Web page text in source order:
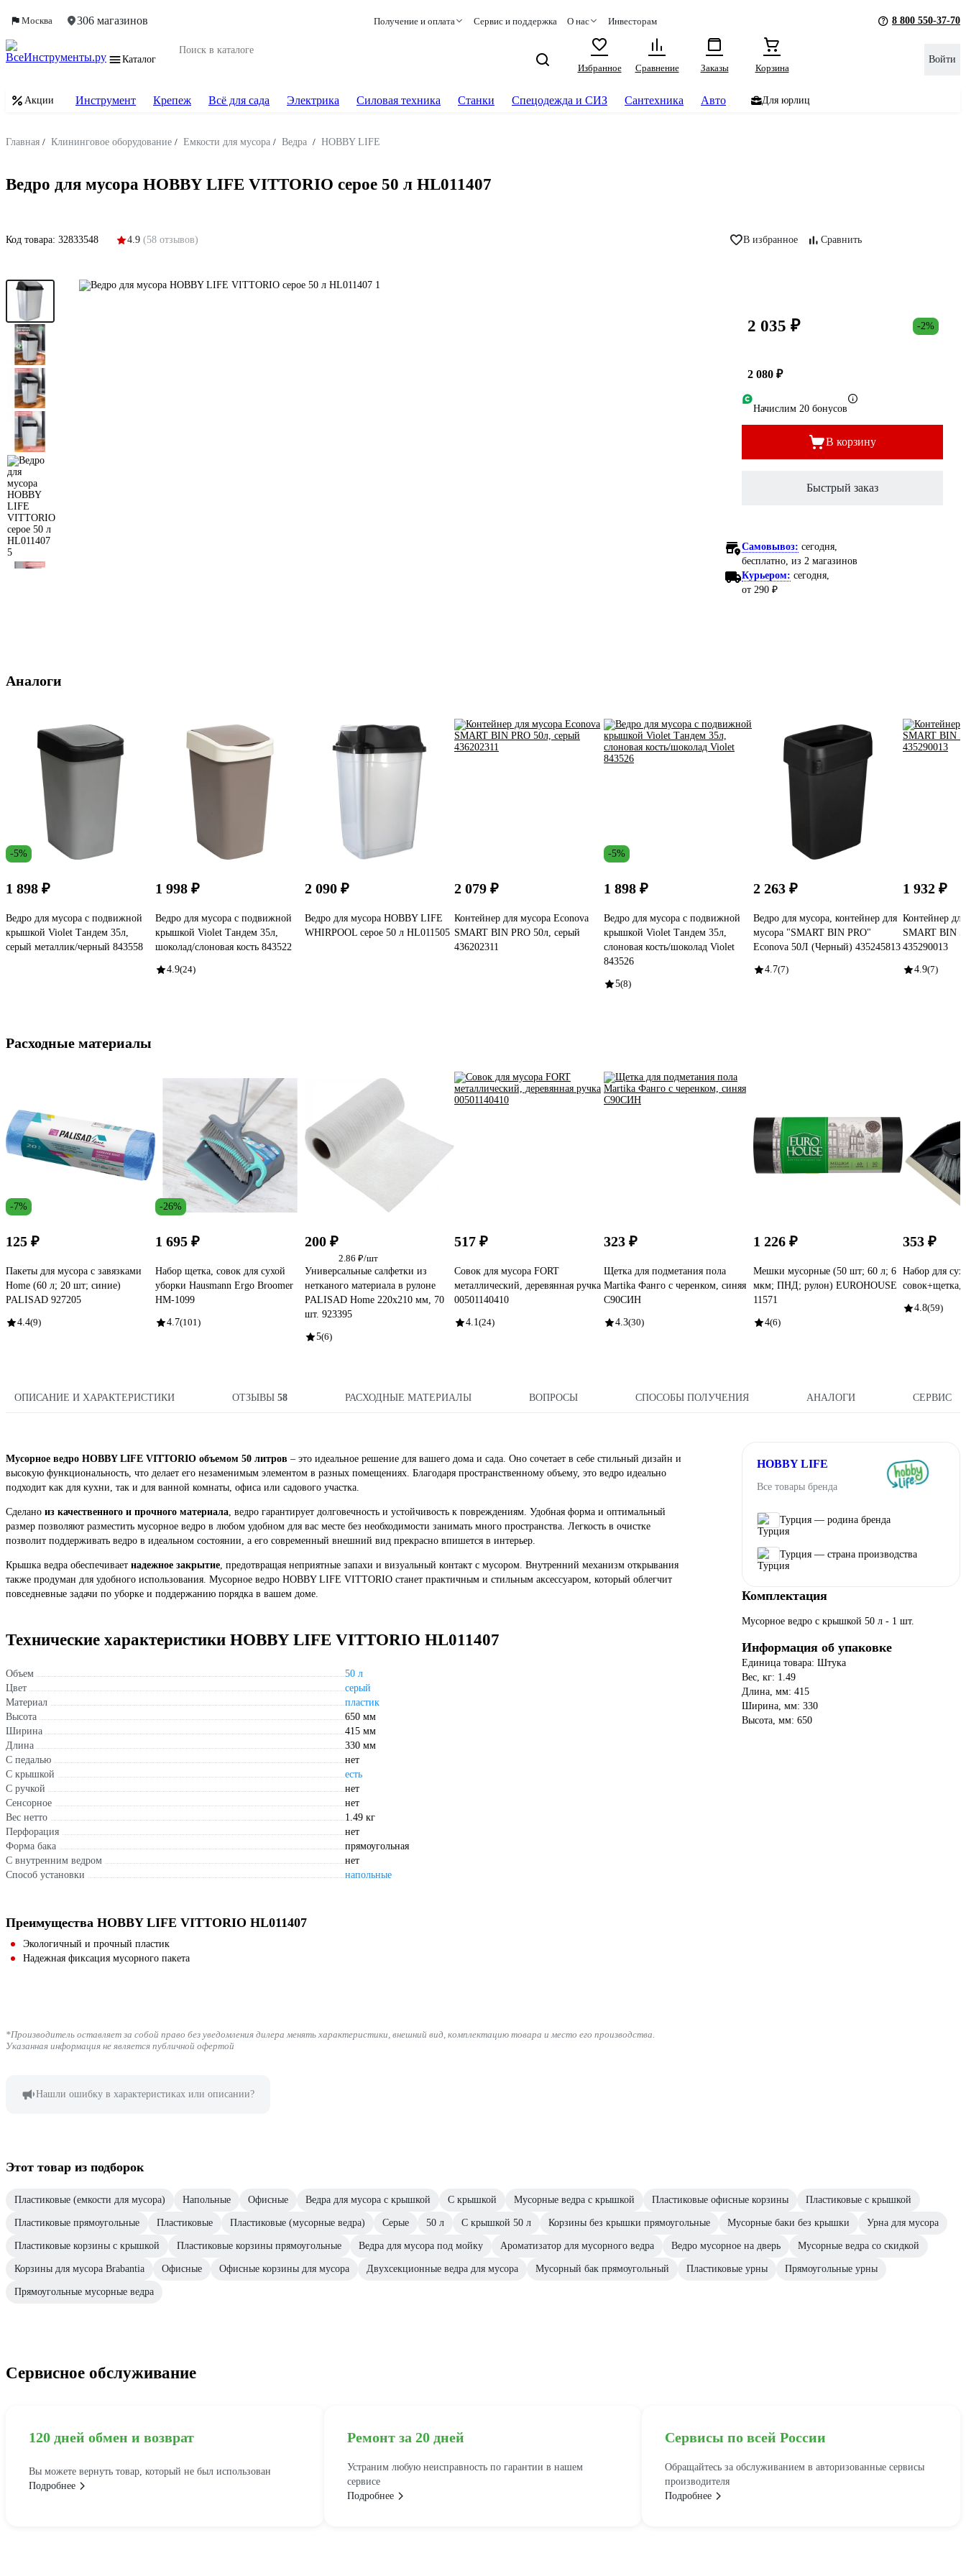
Москва 306 магазинов Получение и оплата Сервис и поддержка О нас Инвесторам 8 800 550-37-70
Каталог
Избранное
Сравнение Заказы Корзина
Войти
Акции Инструмент Крепеж Всё для сада Электрика Силовая техника Станки Спецодежда и СИЗ Сантехника Авто Для юрлиц
Главная / Клининговое оборудование / Емкости для мусора / Ведра / HOBBY LIFE
Ведро для мусора HOBBY LIFE VITTORIO серое 50 л HL011407
Код товара: 32833548 4.9 (58 отзывов) В избранное Сравнить
2 035 ₽ -2%
2 080 ₽
Начислим 20 бонусов
В корзину
Быстрый заказ
Самовывоз: сегодня,
бесплатно , из 2 магазинов
Курьером: сегодня,
от 290 ₽
Аналоги
-5%
1 898 ₽
Ведро для мусора с подвижной
крышкой Violet Тандем 35л,
серый металлик/черный 843558
1 998 ₽
Ведро для мусора с подвижной
крышкой Violet Тандем 35л,
шоколад/слоновая кость 843522
4.9(24)
2 090 ₽
Ведро для мусора HOBBY LIFE
WHIRPOOL серое 50 л HL011505
2 079 ₽
Контейнер для мусора Econova
SMART BIN PRO 50л, серый
436202311
-5%
1 898 ₽
Ведро для мусора с подвижной
крышкой Violet Тандем 35л,
слоновая кость/шоколад Violet
843526
5(8)
2 263 ₽
Ведро для мусора, контейнер для
мусора "SMART BIN PRO"
Econova 50Л (Черный) 435245813
4.7(7)
1 932 ₽
Контейнер
SMART BIN
435290013
4.9(7)
Расходные материалы
-7%
125 ₽
Пакеты для мусора с завязками
Home (60 л; 20 шт; синие)
PALISAD 927205
4.4(9)
-26%
1 695 ₽
Набор щетка, совок для сухой
уборки Hausmann Ergo Broomer
HM-1099
4.7(101)
200 ₽
2.86 ₽/шт
Универсальные салфетки из
нетканого материала в рулоне
PALISAD Home 220x210 мм, 70
шт. 923395
5(6)
517 ₽
Совок для мусора FORT
металлический, деревянная ручка
00501140410
4.1(24)
323 ₽
Щетка для подметания пола
Martika Фанго с черенком, синяя
С90СИН
4.3(30)
1 226 ₽
Мешки мусорные (50 шт; 60 л; 6
мкм; ПНД; рулон) EUROHOUSE
11571
4(6)
353 ₽
Набор для
4.8(59)
ОПИСАНИЕ И ХАРАКТЕРИСТИКИ ОТЗЫВЫ 58 РАСХОДНЫЕ МАТЕРИАЛЫ ВОПРОСЫ СПОСОБЫ ПОЛУЧЕНИЯ АНАЛОГИ СЕРВИС
Мусорное ведро HOBBY LIFE VITTORIO объемом 50 литров – это идеальное решение для вашего дома и сада. Оно сочетает в себе стильный дизайн и
высокую функциональность, что делает его незаменимым элементом в разных помещениях. Благодаря пространственному объему, это ведро идеально
подходит как для кухни, так и для ванной комнаты, офиса или садового участка.
Сделано из качественного и прочного материала, ведро гарантирует долговечность и устойчивость к повреждениям. Удобная форма и оптимальный
размер позволяют разместить мусорное ведро в любом удобном для вас месте без необходимости занимать много пространства. Легкость в очистке
позволит поддерживать ведро в идеальном состоянии, а его современный внешний вид прекрасно впишется в интерьер.
Крышка ведра обеспечивает надежное закрытие, предотвращая неприятные запахи и визуальный контакт с мусором. Внутренний механизм открывания
также продуман для удобного использования. Мусорное ведро HOBBY LIFE VITTORIO станет практичным и стильным аксессуаром, который облегчит
повседневные задачи по уборке и поддержанию порядка в вашем доме.
Технические характеристики HOBBY LIFE VITTORIO HL011407
Объем
50 л
Цвет
серый
Материал
пластик
Высота
650 мм
Ширина
415 мм
Длина
330 мм
С педалью
нет
С крышкой
есть
С ручкой
нет
Сенсорное
нет
Вес нетто
1.49 кг
Перфорация
нет
Форма бака
прямоугольная
С внутренним ведром
нет
Способ установки
напольные
Преимущества HOBBY LIFE VITTORIO HL011407
Экологичный и прочный пластик
Надежная фиксация мусорного пакета
*Производитель оставляет за собой право без уведомления дилера менять характеристики, внешний вид, комплектацию товара и место его производства.
Указанная информация не является публичной офертой
Нашли ошибку в характеристиках или описании?
HOBBY LIFE
Все товары бренда
Турция — родина бренда
Турция — страна производства
Комплектация
Мусорное ведро с крышкой 50 л - 1 шт.
Информация об упаковке
Единица товара: Штука
Вес, кг: 1.49
Длина, мм: 415
Ширина, мм: 330
Высота, мм: 650
Этот товар из подборок
Пластиковые (емкости для мусора) Напольные Офисные Ведра для мусора с крышкой С крышкой Мусорные ведра с крышкой Пластиковые офисные корзины Пластиковые с крышкой
Пластиковые прямоугольные Пластиковые Пластиковые (мусорные ведра) Серые 50 л С крышкой 50 л Корзины без крышки прямоугольные Мусорные баки без крышки Урна для мусора
Пластиковые корзины с крышкой Пластиковые корзины прямоугольные Ведра для мусора под мойку Ароматизатор для мусорного ведра Ведро мусорное на дверь Мусорные ведра со скидкой
Корзины для мусора Brabantia Офисные Офисные корзины для мусора Двухсекционные ведра для мусора Мусорный бак прямоугольный Пластиковые урны Прямоугольные урны
Прямоугольные мусорные ведра
Сервисное обслуживание
120 дней обмен и возврат
Вы можете вернуть товар, который не был использован
Подробнее
Ремонт за 20 дней
Устраним любую неисправность по гарантии в нашем
сервисе
Подробнее
Сервисы по всей России
Обращайтесь за обслуживанием в авторизованные сервисы
производителя
Подробнее